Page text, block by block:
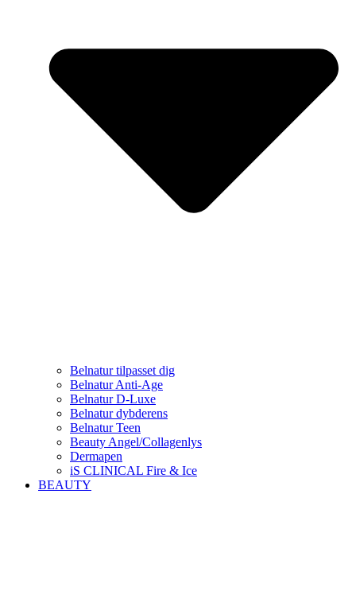
Belnatur tilpasset dig
Belnatur Anti-Age
Belnatur D-Luxe
Belnatur dybderens
Belnatur Teen
Beauty Angel/Collagenlys
Dermapen
iS CLINICAL Fire & Ice
BEAUTY